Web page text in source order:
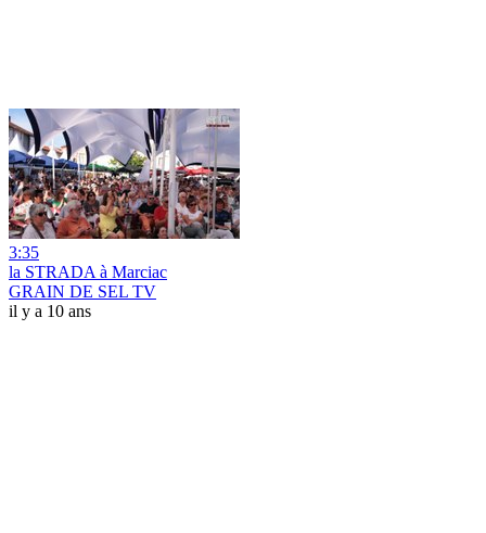
3:35
la STRADA à Marciac
GRAIN DE SEL TV
il y a 10 ans